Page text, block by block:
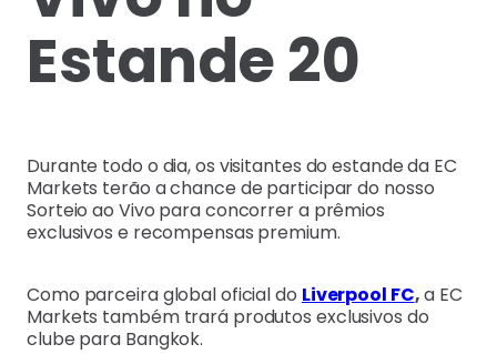
Estande 20
Durante todo o dia, os visitantes do estande da EC
Markets terão a chance de participar do nosso
Sorteio ao Vivo para concorrer a prêmios
exclusivos e recompensas premium.
Como parceira global oficial do Liverpool FC,a EC
Markets também trará produtos exclusivos do
clube para Bangkok.